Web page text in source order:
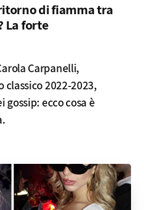
di fiamma tra
La forte
Carpanelli,
2022-2023,
ecco cosa è